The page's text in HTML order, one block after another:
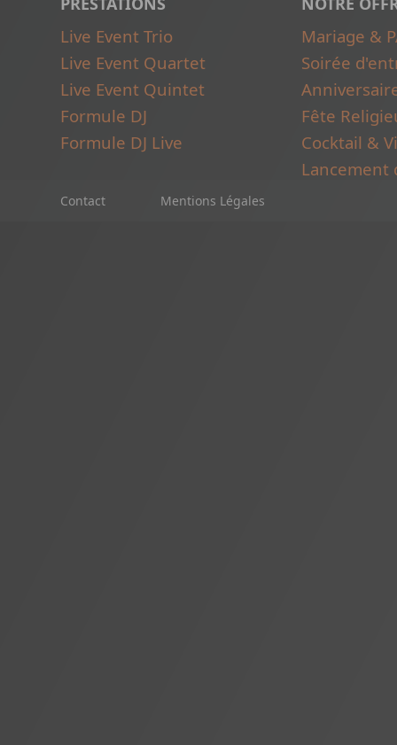
Live Event Trio
Mariage &
Live Event Quartet
Soirée
Live Event Quintet
Formule DJ
Fête
Formule DJ Live
Cocktail &
Lancement
Contact Mentions Légales